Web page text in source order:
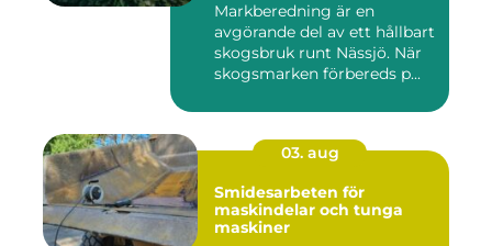
Markberedning är en
avgörande del av ett hållbart
skogsbruk runt Nässjö. När
skogsmarken förbereds p...
03. aug
Smidesarbeten för
maskindelar och tunga
maskiner